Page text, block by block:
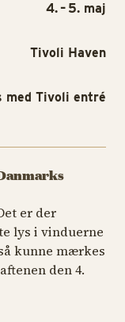
er der
lys i vinduerne
kunne mærkes
den 4.
4. – 5. maj
Tivoli Haven
med Tivoli entré